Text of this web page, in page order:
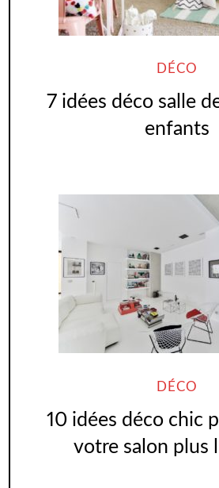
DÉCO
7 idées déco salle
enfants
DÉCO
10 idées déco chic
votre salon plus